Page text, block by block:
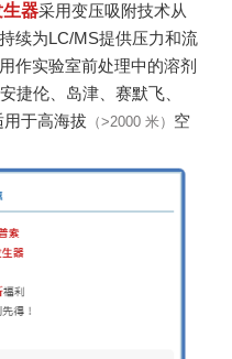
器采用变压吸附技术从
续为LC/MS提供压力和流
作实验室前处理中的溶剂
捷伦、岛津、赛默飞、
于高海拔 （>2000 米） 空